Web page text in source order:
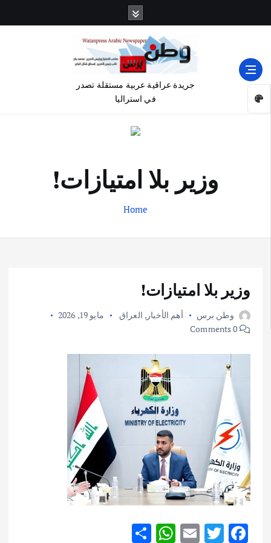
جريدة عراقية عربية مستقلة تصدر
في استراليا
وزير بلا امتيازات!
Home
وزير بلا امتيازات!
وطن برس أهم الأخبار , العراق
مايو 19, 2026
F
T
E
W